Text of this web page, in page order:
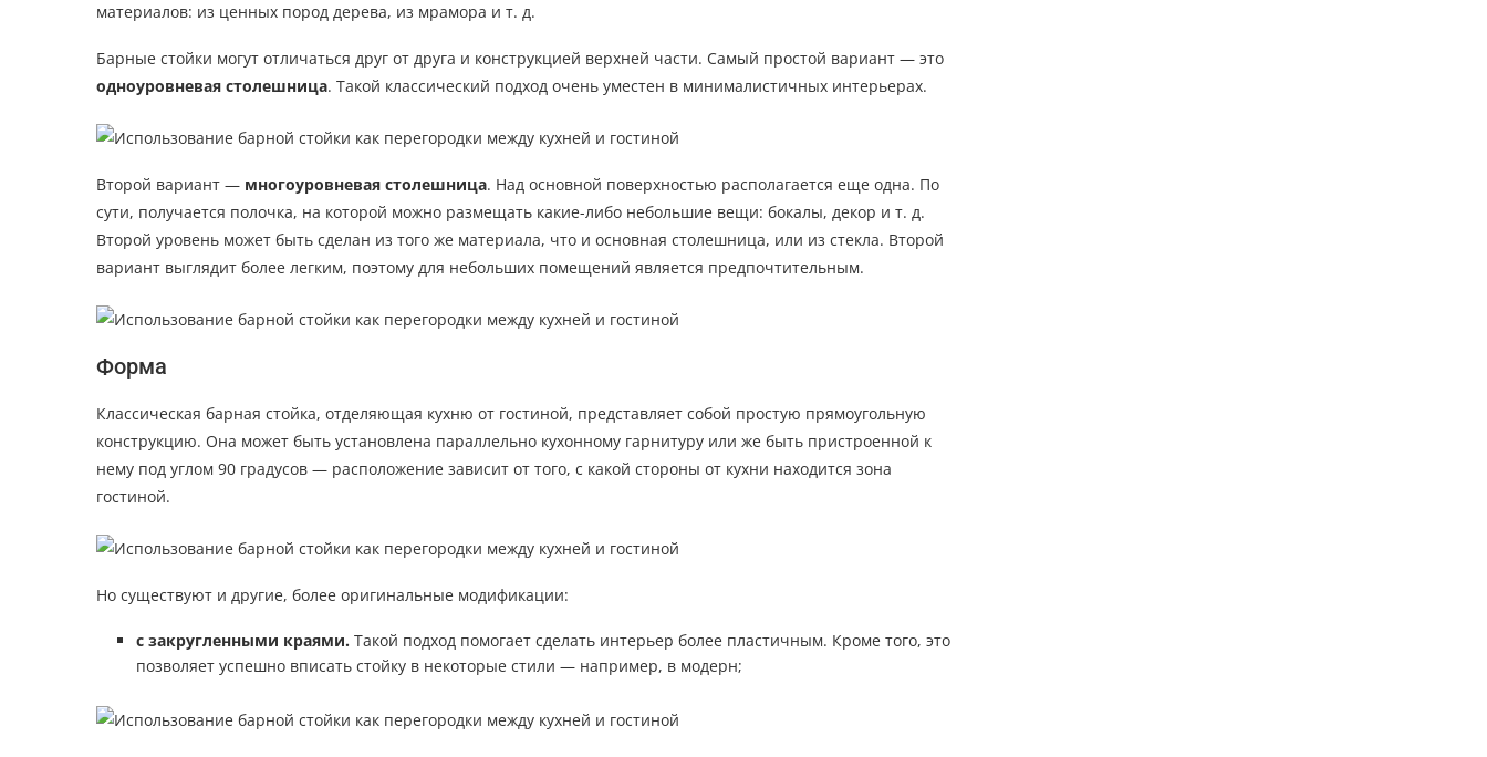
материалов: из ценных пород дерева, из мрамора и т. д.
Барные стойки могут отличаться друг от друга и конструкцией верхней части. Самый простой вариант — это
одноуровневая столешница. Такой классический подход очень уместен в минималистичных интерьерах.
Второй вариант — многоуровневая столешница. Над основной поверхностью располагается еще одна. По
сути, получается полочка, на которой можно размещать какие-либо небольшие вещи: бокалы, декор и т. д.
Второй уровень может быть сделан из того же материала, что и основная столешница, или из стекла. Второй
вариант выглядит более легким, поэтому для небольших помещений является предпочтительным.
Форма
Классическая барная стойка, отделяющая кухню от гостиной, представляет собой простую прямоугольную
конструкцию. Она может быть установлена параллельно кухонному гарнитуру или же быть пристроенной к
нему под углом 90 градусов — расположение зависит от того, с какой стороны от кухни находится зона
гостиной.
Но существуют и другие, более оригинальные модификации:
с закругленными краями. Такой подход помогает сделать интерьер более пластичным. Кроме того, это
позволяет успешно вписать стойку в некоторые стили — например, в модерн;